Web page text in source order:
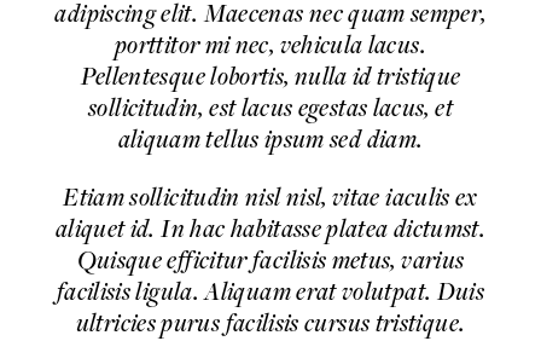
adipiscing elit. Maecenas nec quam semper,
porttitor mi nec, vehicula lacus.
Pellentesque lobortis, nulla id tristique
sollicitudin, est lacus egestas lacus, et
aliquam tellus ipsum sed diam.
Etiam sollicitudin nisl nisl, vitae iaculis ex
aliquet id. In hac habitasse platea dictumst.
Quisque efficitur facilisis metus, varius
facilisis ligula. Aliquam erat volutpat. Duis
ultricies purus facilisis cursus tristique.